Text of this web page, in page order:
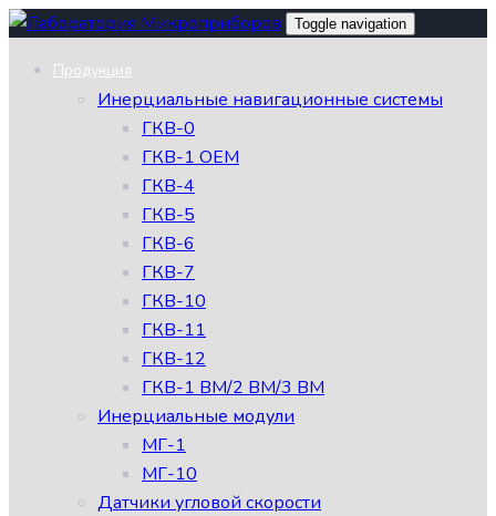
Skip
Skip
primary
navigation
Toggle navigation
Продукция
Инерциальные навигационные системы
ГКВ-0
ГКВ-1 OEM
ГКВ-4
ГКВ-5
ГКВ-6
ГКВ-7
ГКВ-10
ГКВ-11
ГКВ-12
ГКВ-1 ВМ/2 ВМ/3 ВМ
Инерциальные модули
МГ-1
МГ-10
Датчики угловой скорости